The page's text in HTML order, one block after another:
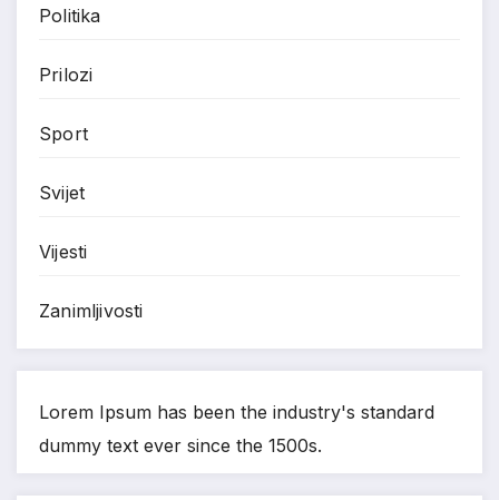
Politika
Prilozi
Sport
Svijet
Vijesti
Zanimljivosti
Lorem Ipsum has been the industry's standard
dummy text ever since the 1500s.